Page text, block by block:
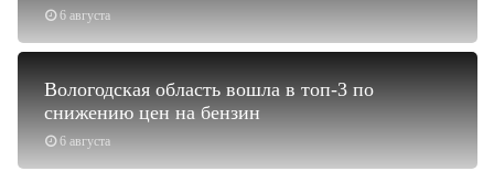
6 августа
6 августа
Вологодская область вошла в топ-3 по
снижению цен на бензин